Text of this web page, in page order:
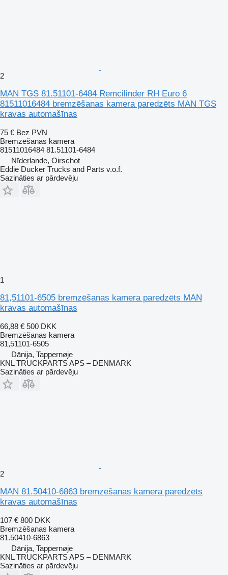
2
MAN TGS 81.51101-6484 Remcilinder RH Euro 6
81511016484 bremzēšanas kamera paredzēts MAN TGS
kravas automašīnas
75 € Bez PVN
Bremzēšanas kamera
81511016484 81.51101-6484
Nīderlande, Oirschot
Eddie Ducker Trucks and Parts v.o.f.
Sazināties ar pārdevēju
1
81,51101-6505 bremzēšanas kamera paredzēts MAN
kravas automašīnas
66,88 € 500 DKK
Bremzēšanas kamera
81,51101-6505
Dānija, Tappernøje
KNL TRUCKPARTS APS – DENMARK
Sazināties ar pārdevēju
2
MAN 81.50410-6863 bremzēšanas kamera paredzēts
kravas automašīnas
107 € 800 DKK
Bremzēšanas kamera
81.50410-6863
Dānija, Tappernøje
KNL TRUCKPARTS APS – DENMARK
Sazināties ar pārdevēju